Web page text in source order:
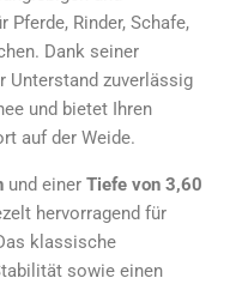
Pferde, Rinder, Schafe,
Dank seiner
Unterstand zuverlässig
und bietet Ihren
auf der Weide.
und einer Tiefe von 3,60
hervorragend für
klassische
sowie einen